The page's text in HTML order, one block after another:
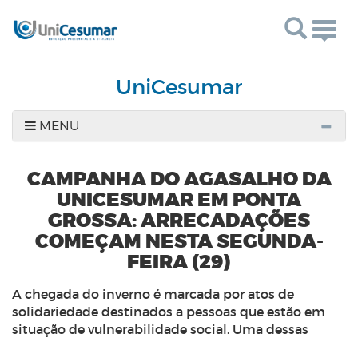
UniCesumar
MENU
CAMPANHA DO AGASALHO DA
UNICESUMAR EM PONTA
GROSSA: ARRECADAÇÕES
COMEÇAM NESTA SEGUNDA-
FEIRA (29)
A chegada do inverno é marcada por atos de
solidariedade destinados a pessoas que estão em
situação de vulnerabilidade social. Uma dessas